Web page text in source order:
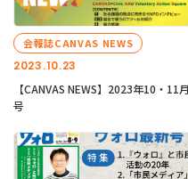
2023.10.23
会報誌CANVAS NEWS
【CANVAS NEWS】2023年10・11月
号